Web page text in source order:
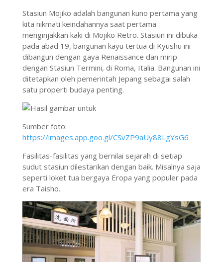
Stasiun Mojiko adalah bangunan kuno pertama yang
kita nikmati keindahannya saat pertama
menginjakkan kaki di Mojiko Retro. Stasiun ini dibuka
pada abad 19, bangunan kayu tertua di Kyushu ini
dibangun dengan gaya Renaissance dan mirip
dengan Stasiun Termini, di Roma, Italia. Bangunan ini
ditetapkan oleh pemerintah Jepang sebagai salah
satu properti budaya penting.
Sumber foto:
https://images.app.goo.gl/CSvZP9aUy88LgYsG6
Fasilitas-fasilitas yang bernilai sejarah di setiap
sudut stasiun dilestarikan dengan baik. Misalnya saja
seperti loket tua bergaya Eropa yang populer pada
era Taisho.